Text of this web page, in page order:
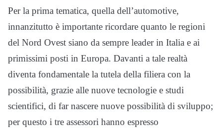
Per la prima tematica, quella dell’automotive,
innanzitutto è importante ricordare quanto le regioni
del Nord Ovest siano da sempre leader in Italia e ai
primissimi posti in Europa. Davanti a tale realtà
diventa fondamentale la tutela della filiera con la
possibilità, grazie alle nuove tecnologie e studi
scientifici, di far nascere nuove possibilità di sviluppo;
per questo i tre assessori hanno espresso